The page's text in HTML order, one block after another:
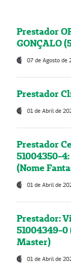
Prestador
GONÇALO
07 de Agosto de
Prestador
01 de Abril de
Prestador
51004350-
(Nome
01 de Abril de
Prestador:
51004349-0
Master)
01 de Abril de